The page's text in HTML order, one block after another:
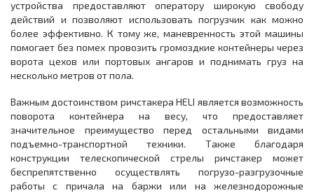
устройства предоставляют оператору широкую свободу
действий и позволяют использовать погрузчик как можно
более эффективно. К тому же, маневренность этой машины
помогает без помех провозить громоздкие контейнеры через
ворота цехов или портовых ангаров и поднимать груз на
несколько метров от пола.
Важным достоинством ричстакера HELI является возможность
поворота контейнера на весу, что предоставляет
значительное преимущество перед остальными видами
подъемно-транспортной техники. Также благодаря
конструкции телескопической стрелы ричстакер может
беспрепятственно осуществлять погрузо-разгрузочные
работы с причала на баржи или на железнодорожные